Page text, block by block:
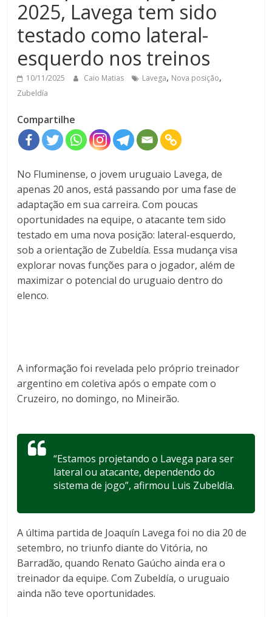
2025, Lavega tem sido
testado como lateral-
esquerdo nos treinos
10/11/2025 Caio Matias Lavega, Nova posição,
Zubeldía
Compartilhe
No Fluminense, o jovem uruguaio Lavega, de
apenas 20 anos, está passando por uma fase de
adaptação em sua carreira. Com poucas
oportunidades na equipe, o atacante tem sido
testado em uma nova posição: lateral-esquerdo,
sob a orientação de Zubeldía. Essa mudança visa
explorar novas funções para o jogador, além de
maximizar o potencial do uruguaio dentro do
elenco.
A informação foi revelada pelo próprio treinador
argentino em coletiva após o empate com o
Cruzeiro, no domingo, no Mineirão.
“Estamos projetando o Lavega para ser
lateral ou atacante, dependendo do
sistema de jogo”, afirmou Luis Zubeldía.
A última partida de Joaquín Lavega foi no dia 20 de
setembro, no triunfo diante do Vitória, no
Barradão, quando Renato Gaúcho ainda era o
treinador da equipe. Com Zubeldía, o uruguaio
ainda não teve oportunidades.